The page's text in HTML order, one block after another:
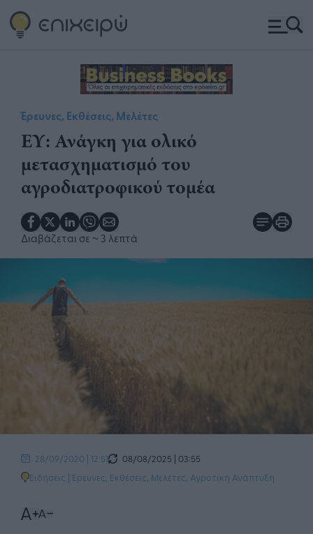
Έρευνες, Εκθέσεις, Μελέτες
ΕΥ: Ανάγκη για ολικό
μετασχηματισμό του
αγροδιατροφικού τομέα
Διαβάζεται σε ~ 3 λεπτά
28/09/2020 | 12:51
08/08/2025 | 03:55
Ειδήσεις |Έρευνες, Εκθέσεις, Μελέτες Αγροτική Ανάπτυξη